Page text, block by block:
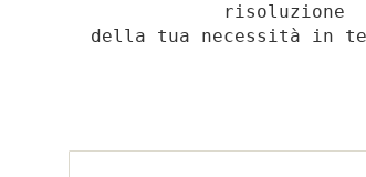
risoluzione
della tua necessità in